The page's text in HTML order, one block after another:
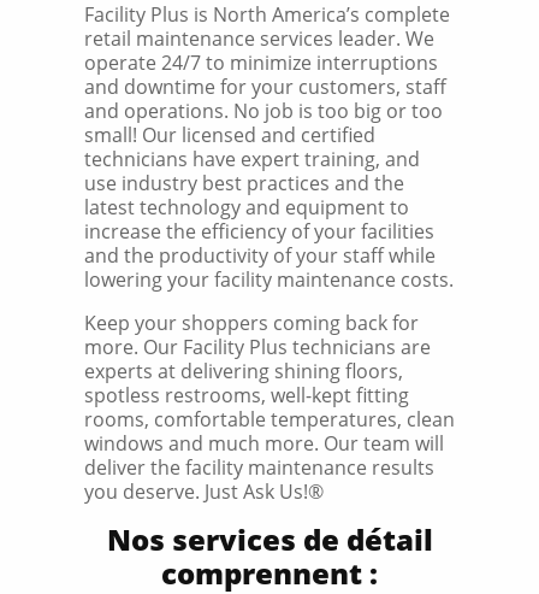
Facility Plus is North America’s complete
retail maintenance services leader. We
operate 24/7 to minimize interruptions
and downtime for your customers, staff
and operations. No job is too big or too
small! Our licensed and certified
technicians have expert training, and
use industry best practices and the
latest technology and equipment to
increase the efficiency of your facilities
and the productivity of your staff while
lowering your facility maintenance costs.
Keep your shoppers coming back for
more. Our Facility Plus technicians are
experts at delivering shining floors,
spotless restrooms, well-kept fitting
rooms, comfortable temperatures, clean
windows and much more. Our team will
deliver the facility maintenance results
you deserve. Just Ask Us!®
Nos services de détail
comprennent :